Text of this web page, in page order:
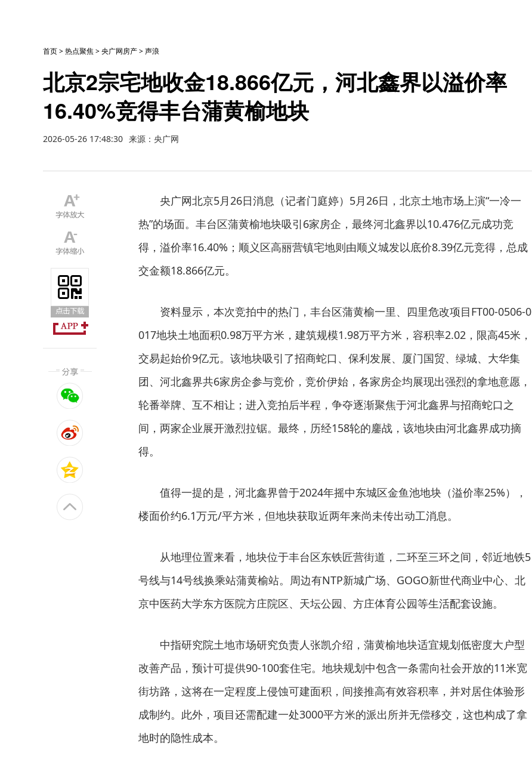
首页>热点聚焦>央广网房产>声浪
北京2宗宅地收金18.866亿元，河北鑫界以溢价率
16.40%竞得丰台蒲黄榆地块
2026-05-26 17:48:30 来源：央广网
央广网北京5月26日消息（记者门庭婷）5月26日，北京土地市场上演“一冷一
热”的场面。丰台区蒲黄榆地块吸引6家房企，最终河北鑫界以10.476亿元成功竞
得，溢价率16.40%；顺义区高丽营镇宅地则由顺义城发以底价8.39亿元竞得，总成
交金额18.866亿元。
资料显示，本次竞拍中的热门，丰台区蒲黄榆一里、四里危改项目FT00-0506-0
017地块土地面积0.98万平方米，建筑规模1.98万平方米，容积率2.02，限高45米，
交易起始价9亿元。该地块吸引了招商蛇口、保利发展、厦门国贸、绿城、大华集
团、河北鑫界共6家房企参与竞价，竞价伊始，各家房企均展现出强烈的拿地意愿，
轮番举牌、互不相让；进入竞拍后半程，争夺逐渐聚焦于河北鑫界与招商蛇口之
间，两家企业展开激烈拉锯。最终，历经158轮的鏖战，该地块由河北鑫界成功摘
得。
值得一提的是，河北鑫界曾于2024年摇中东城区金鱼池地块（溢价率25%），
楼面价约6.1万元/平方米，但地块获取近两年来尚未传出动工消息。
从地理位置来看，地块位于丰台区东铁匠营街道，二环至三环之间，邻近地铁5
号线与14号线换乘站蒲黄榆站。周边有NTP新城广场、GOGO新世代商业中心、北
京中医药大学东方医院方庄院区、天坛公园、方庄体育公园等生活配套设施。
中指研究院土地市场研究负责人张凯介绍，蒲黄榆地块适宜规划低密度大户型
改善产品，预计可提供90-100套住宅。地块规划中包含一条需向社会开放的11米宽
街坊路，这将在一定程度上侵蚀可建面积，间接推高有效容积率，并对居住体验形
成制约。此外，项目还需配建一处3000平方米的派出所并无偿移交，这也构成了拿
地时的隐性成本。